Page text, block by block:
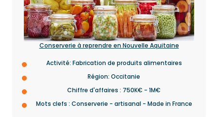
Conserverie à reprendre en Nouvelle Aquitaine
Activité: Fabrication de produits alimentaires
Région: Occitanie
Chiffre d'affaires : 750K€ - 1M€
Mots clefs : Conserverie - artisanal - Made in France